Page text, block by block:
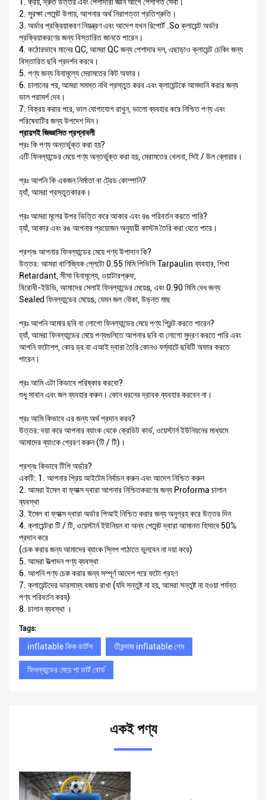
1. ক্রয়, দ্রুত উত্তর এবং পেশাদারী জ্ঞান আগে পেশাগত সেবা।
2. সুরক্ষা পেমেন্ট উপায়, আপনার অর্থ নিরাপত্তা প্রতিশ্রুতি।
3. অর্ডার প্রক্রিয়াকরণ নিয়ন্ত্রণ এবং আদেশ যখন রিপোর্ট .so ক্লায়েন্ট অর্ডার
প্রক্রিয়াকরণের জন্য বিস্তারিত জানতে পারেন।
4. কঠোরভাবে মানের QC, আমরা QC জন্য পেশাদার দল, এছাড়াও ক্লায়েন্ট চেকিং জন্য
বিস্তারিত ছবি প্রদর্শন করবে।
5. পণ্য জন্য বিনামূল্যে মেরামতের কিট অফার।
6. চালানের পর, আমরা সমস্ত নথি প্রস্তুত করব এবং ক্লায়েন্টকে আমদানি করার জন্য
ভাল পরামর্শ দেব।
7. বিক্রয় করার পরে, ভাল যোগাযোগ রাখুন, ভালো ব্যবহার করে নিশ্চিত পণ্য এবং
পরিষেবাটির জন্য উপদেশ দিন।
প্রায়শই জিজ্ঞাসিত প্রশ্নাবলী
প্রঃ কি পণ্য অন্তর্ভুক্ত করা হয়?
এটি ফিনল্যান্ডের মেয়ে পণ্য অন্তর্ভুক্ত করা হয়, মেরামতের খেলনা, সিই / উল ব্লোয়ার।
প্রঃ আপনি কি একজন নির্মাতা বা ট্রেড কোম্পানি?
হ্যাঁ, আমরা প্রস্তুতকারক।
প্রঃ আমরা মূলের উপর ভিত্তি করে আকার এবং রঙ পরিবর্তন করতে পারি?
হ্যাঁ, আকার এবং রঙ আপনার প্রয়োজন অনুযায়ী কাস্টম তৈরি করা যেতে পারে।
প্রশ্নঃ আপনার ফিনল্যান্ডের মেয়ে পণ্য উপাদান কি?
উত্তর: আমরা বাণিজ্যিক প্লেটো 0.55 মিমি পিভিসি Tarpaulin ব্যবহার, শিখা
Retardant, সীসা বিনামূল্যে, ওয়াটারপ্রুফ,
বিরোধী-ইউভি, আমাদের সেলাই ফিনল্যান্ডের মেয়েs, এবং 0.90 মিমি বেধ জন্য
Sealed ফিনল্যান্ডের মেয়েs, যেমন জল নৌকা, উড়ন্ত মাছ
প্রঃ আপনি আমার ছবি বা লোগো ফিনল্যান্ডের মেয়ে পণ্য প্রিন্ট করতে পারেন?
হ্যাঁ, আমরা ফিনল্যান্ডের মেয়ে পণ্যগুলিতে আপনার ছবি বা লোগো মুদ্রণ করতে পারি এবং
আপনি ফটোশপ, কোর ড্র বা এআই দ্বারা তৈরি কোনও ফর্ম্যাটে ছবিটি অফার করতে
পারেন।
প্রঃ আমি এটা কিভাবে পরিষ্কার করবো?
শুধু সাবান এবং জল ব্যবহার করুন। কোন ধরনের দ্রাবক ব্যবহার করবেন না।
প্রঃ আমি কিভাবে এর জন্য অর্থ প্রদান করব?
উত্তর: দয়া করে আপনার ব্যাংক থেকে ক্রেডিট কার্ড, ওয়েস্টার্ন ইউনিয়নের মাধ্যমে
আমাদের ব্যাংকে প্রেরণ করুন (টি / টি)।
প্রশ্নঃ কিভাবে টিপি অর্ডার?
একটি: 1. আপনার প্রিয় আইটেম নির্বাচন করুন এবং আদেশ নিশ্চিত করুন
2. আমরা ইমেল বা ফ্যাক্স দ্বারা আপনার নিশ্চিতকরণের জন্য Proforma চালান
ব্যবস্থা
3. ইমেল বা ফ্যাক্স দ্বারা অর্ডার পিআই নিশ্চিত করার জন্য অনুগ্রহ করে উত্তর দিন
4. ক্লায়েন্টরা টি / টি, ওয়েস্টার্ন ইউনিয়ন বা অন্য পেমেন্ট দ্বারা আমানত হিসাবে 50%
প্রদান করে
(চেক করার জন্য আমাদের ব্যাংক স্লিপ পাঠাতে ভুলবেন না দয়া করে)
5. আমরা উত্পাদন পণ্য ব্যবস্থা
6. আপনি পণ্য চেক করার জন্য সম্পূর্ণ আদেশ পরে ফটো গ্রহণ
7. ক্লায়েন্টদের ভারসাম্য বজায় রাখা (যদি সন্তুষ্ট না হয়, আমরা সন্তুষ্ট না হওয়া পর্যন্ত
পণ্য পরিবর্তন করব)
8. চালান ব্যবস্থা ।
Tags:
inflatable কিক ডার্টস তীরন্দাজ inflatable গেম
ফিনল্যান্ডের মেয়ে পা ডার্ট বোর্ড
একই পণ্য